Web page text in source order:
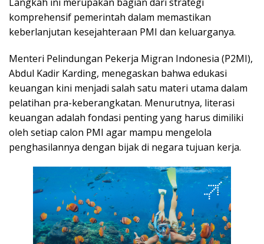
komprehensif pemerintah dalam memastikan
keberlanjutan kesejahteraan PMI dan keluarganya.
Menteri Pelindungan Pekerja Migran Indonesia (P2MI),
Abdul Kadir Karding, menegaskan bahwa edukasi
keuangan kini menjadi salah satu materi utama dalam
pelatihan pra-keberangkatan. Menurutnya, literasi
keuangan adalah fondasi penting yang harus dimiliki
oleh setiap calon PMI agar mampu mengelola
penghasilannya dengan bijak di negara tujuan kerja.